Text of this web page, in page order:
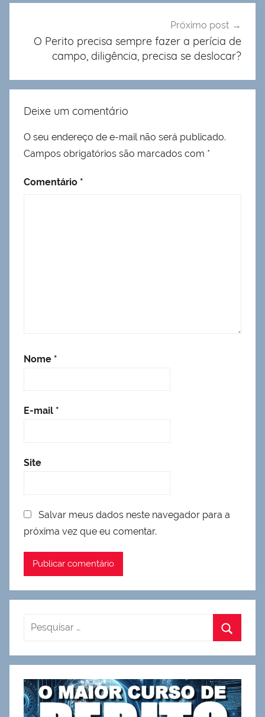
Próximo post
O Perito precisa sempre fazer a perícia de
campo, diligência, precisa se deslocar?
Deixe um comentário
O seu endereço de e-mail não será publicado.
Campos obrigatórios são marcados com *
Comentário *
Nome *
E-mail *
Site
Salvar meus dados neste navegador para a
próxima vez que eu comentar.